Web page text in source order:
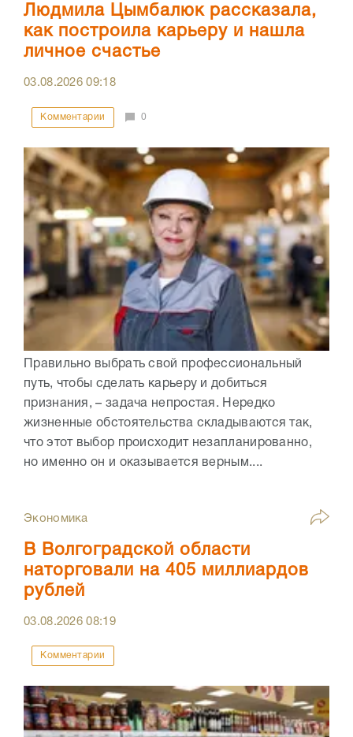
Людмила Цымбалюк рассказала,
как построила карьеру и нашла
личное счастье
03.08.202609:18
Комментарии 0
Правильно выбрать свой профессиональный
путь, чтобы сделать карьеру и добиться
признания, – задача непростая. Нередко
жизненные обстоятельства складываются так,
что этот выбор происходит незапланированно,
но именно он и оказывается верным....
Экономика
В Волгоградской области
наторговали на 405 миллиардов
рублей
03.08.202608:19
Комментарии